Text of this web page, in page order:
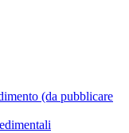
(da pubblicare